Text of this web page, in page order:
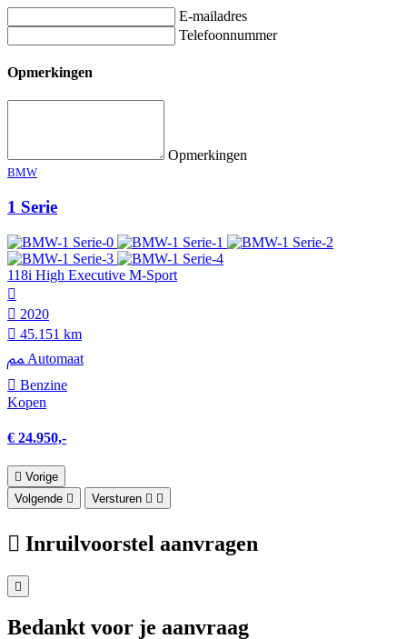
E-mailadres
Telefoonnummer
Opmerkingen
Opmerkingen
BMW
1 Serie
118i High Executive M-Sport
2020
45.151 km
Automaat
Benzine
Kopen
€ 24.950,-
Vorige
Volgende
Versturen
Inruilvoorstel aanvragen
Bedankt voor je aanvraag